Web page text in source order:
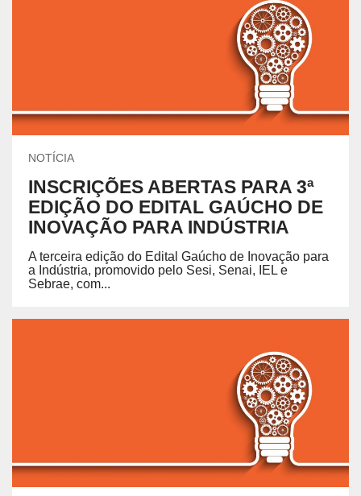
NOTÍCIA
INSCRIÇÕES ABERTAS PARA 3ª
EDIÇÃO DO EDITAL GAÚCHO DE
INOVAÇÃO PARA INDÚSTRIA
A terceira edição do Edital Gaúcho de Inovação para
a Indústria, promovido pelo Sesi, Senai, IEL e
Sebrae, com...